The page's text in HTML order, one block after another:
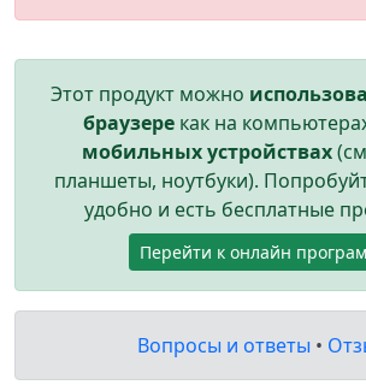
Этот продукт можно
браузерекак на
мобильных устройствах
планшеты, ноутбуки).
удобно и есть бесплатные
Перейти к онлайн
Вопросы и ответы •